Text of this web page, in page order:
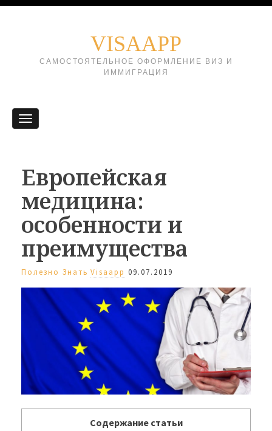
VISAAPP
САМОСТОЯТЕЛЬНОЕ ОФОРМЛЕНИЕ ВИЗ И
ИММИГРАЦИЯ
Европейская
медицина:
особенности и
преимущества
Полезно Знать Visaapp 09.07.2019
Содержание статьи